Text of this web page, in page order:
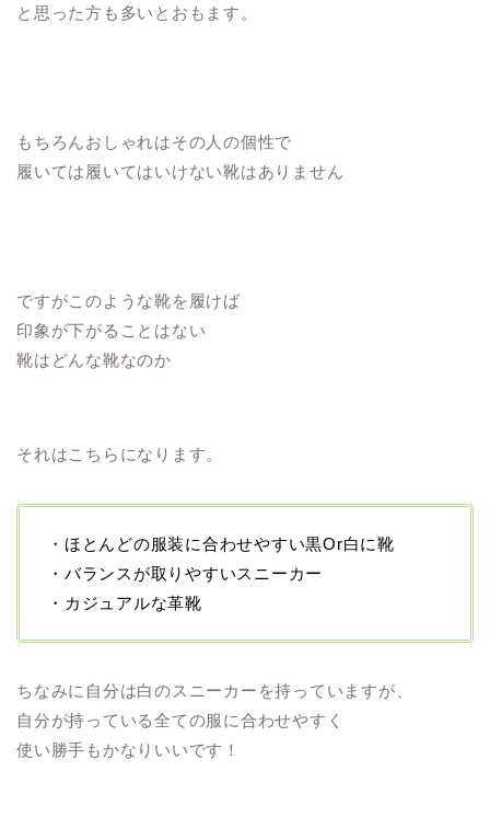
と思った方も多いとおもます。
もちろんおしゃれはその人の個性で
履いては履いてはいけない靴はありません
ですがこのような靴を履けば
印象が下がることはない
靴はどんな靴なのか
それはこちらになります。
・ほとんどの服装に合わせやすい黒Or白に靴
・バランスが取りやすいスニーカー
・カジュアルな革靴
ちなみに自分は白のスニーカーを持っていますが、
自分が持っている全ての服に合わせやすく
使い勝手もかなりいいです！